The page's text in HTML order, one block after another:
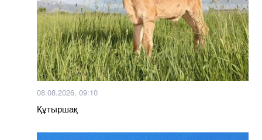
08.08.2026, 09:10
Құтыршақ